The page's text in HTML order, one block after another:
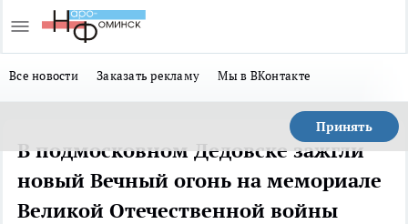
Все новости Заказать рекламу Мы в ВКонтакте
Принять
В подмосковном Дедовске зажгли
новый Вечный огонь на мемориале
Великой Отечественной войны